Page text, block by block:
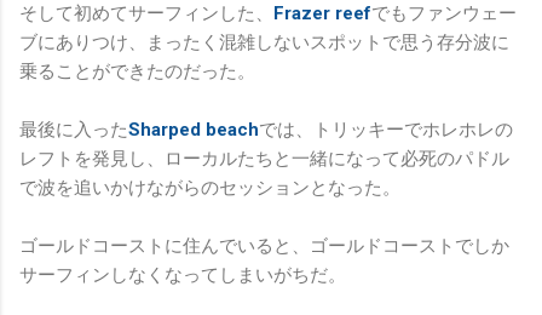
そして初めてサーフィンした、 Frazer reefでもファンウェー
ブにありつけ、まったく混雑しないスポットで思う存分波に
乗ることができたのだった。
最後に入ったSharped beachでは、トリッキーでホレホレの
レフトを発見し、ローカルたちと一緒になって必死のパドル
で波を追いかけながらのセッションとなった。
ゴールドコーストに住んでいると、ゴールドコーストでしか
サーフィンしなくなってしまいがちだ。